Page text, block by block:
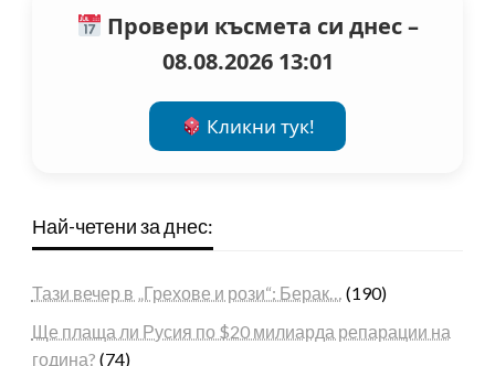
Провери късмета си днес –
08.08.2026 13:01
Кликни тук!
Най-четени за днес:
Тази вечер в „Грехове и рози“: Берак… (190)
Ще плаща ли Русия по $20 милиарда репарации на
година? (74)